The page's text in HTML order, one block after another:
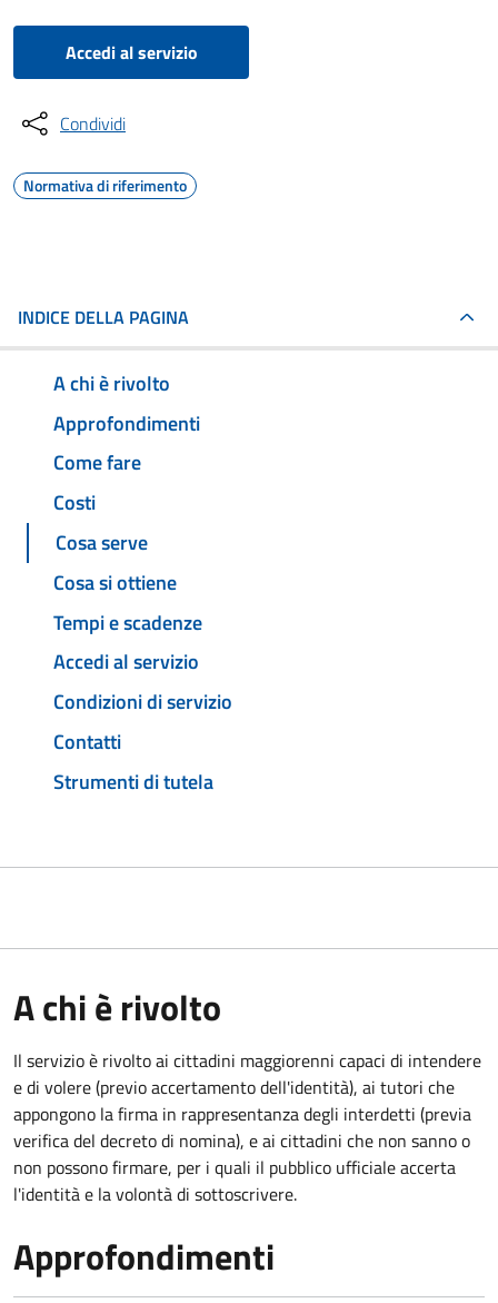
Accedi al servizio
Condividi
Normativa di riferimento
INDICE DELLA PAGINA
A chi è rivolto
Approfondimenti
Come fare
Costi
Cosa serve
Cosa si ottiene
Tempi e scadenze
Accedi al servizio
Condizioni di servizio
Contatti
Strumenti di tutela
A chi è rivolto
Il servizio è rivolto ai cittadini maggiorenni capaci di intendere
e di volere (previo accertamento dell'identità), ai tutori che
appongono la firma in rappresentanza degli interdetti (previa
verifica del decreto di nomina), e ai cittadini che non sanno o
non possono firmare, per i quali il pubblico ufficiale accerta
l'identità e la volontà di sottoscrivere.
Approfondimenti